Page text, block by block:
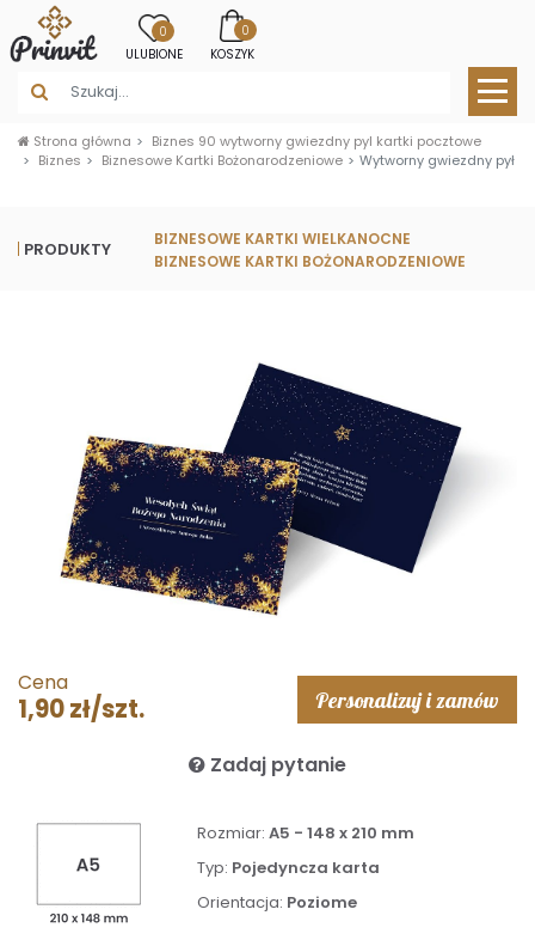
0
ULUBIONE
0
KOSZYK
Strona główna
Biznes 90 wytworny gwiezdny pyl kartki pocztowe
Biznes
Biznesowe Kartki Bożonarodzeniowe Wytworny gwiezdny pył
PRODUKTY
BIZNESOWE KARTKI WIELKANOCNE
BIZNESOWE KARTKI BOŻONARODZENIOWE
Cena
1,90 zł/szt. Personalizuj i zamów
Zadaj pytanie
Rozmiar: A5 - 148 x 210 mm
Typ: Pojedyncza karta
Orientacja: Poziome